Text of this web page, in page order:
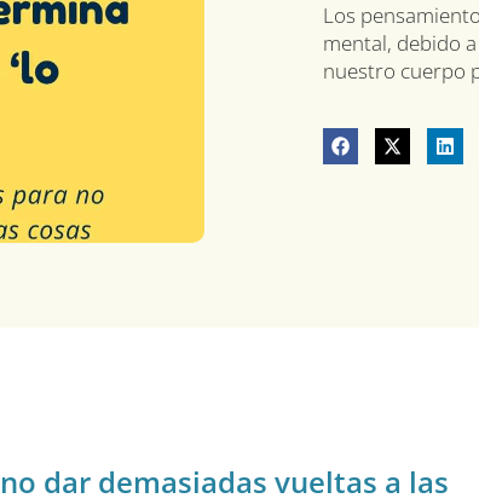
Los
mental, debido
nuestro cuerpo
dar demasiadas vueltas a las